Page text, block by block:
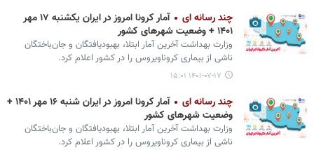
چند رسانه ای
آمار کرونا امروز در ایران یکشنبه ۱۷ مهر
۱۴۰۱ + وضعیت شهرهای کشور
وزارت بهداشت آخرین آمار ابتلا، بهبودیافتگان و جان‌باختگان
ناشی از بیماری کروناویروس را در کشور اعلام کرد.
۱۴۰۱-۰۷-۱۷ ۱۵:۰۱
چند رسانه ای
آمار کرونا امروز در ایران شنبه ۱۶ مهر ۱۴۰۱ +
وضعیت شهرهای کشور
وزارت بهداشت آخرین آمار ابتلا، بهبودیافتگان و جان‌باختگان
ناشی از بیماری کروناویروس را در کشور اعلام کرد.